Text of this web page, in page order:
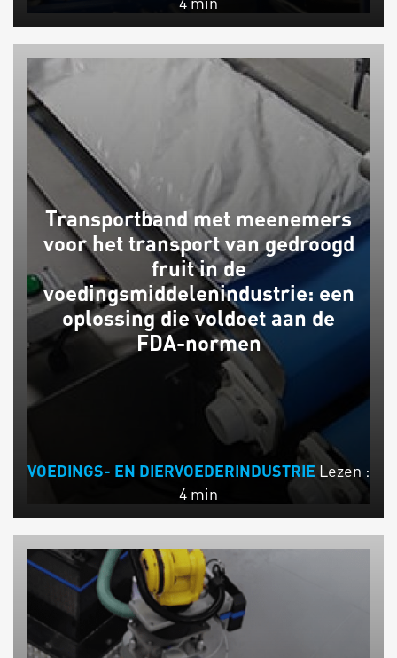
Transportband met meenemers
voor het transport van gedroogd
fruit in de
voedingsmiddelenindustrie: een
oplossing die voldoet aan de
FDA-normen
VOEDINGS- EN DIERVOEDERINDUSTRIE Lezen :
4 min